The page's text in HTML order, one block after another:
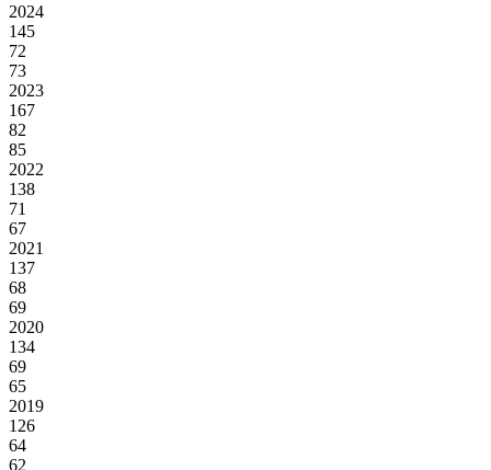
2024
145
72
73
2023
167
82
85
2022
138
71
67
2021
137
68
69
2020
134
69
65
2019
126
64
62